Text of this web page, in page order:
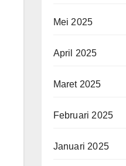
Mei 2025
April 2025
Maret 2025
Februari 2025
Januari 2025